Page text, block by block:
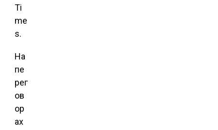
Ti
me
s.
На
пе
рег
ов
ор
ах